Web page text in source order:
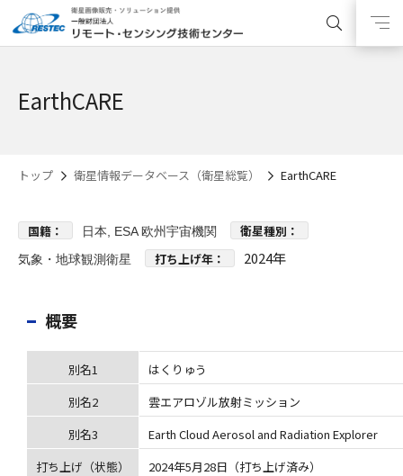
EarthCARE
トップ 衛星情報データベース（衛星総覧） EarthCARE
国籍： 日本, ESA 欧州宇宙機関 衛星種別：
気象・地球観測衛星 打ち上げ年： 2024年
概要
別名1
はくりゅう
別名2
雲エアロゾル放射ミッション
別名3
Earth Cloud Aerosol and Radiation Explorer
打ち上げ（状態）
2024年5月28日（打ち上げ済み）